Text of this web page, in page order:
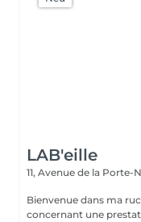
LAB'eille
11, Avenue de la Porte-
Bienvenue dans ma
concernant une